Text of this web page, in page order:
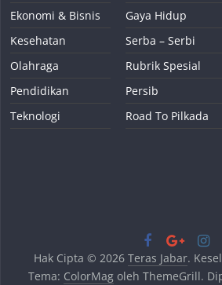
Ekonomi & Bisnis
Kesehatan
Olahraga
Pendidikan
Teknologi
Gaya Hidup
Serba – Serbi
Rubrik Spesial
Persib
Road To Pilkada
Hak Cipta © 2026 Teras Jabar.
Tema: ColorMagoleh ThemeGrill.